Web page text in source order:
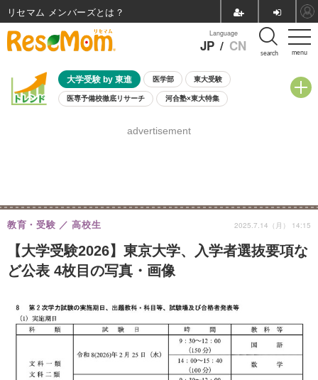
menu
Language
JP / CN search
大学受験 by 東進 医学部 東大受験
医専予備校徹底リサーチ 河合塾×東大特集
8月開催学校説明会・相談会
advertisement
【大学受験2026】東京大学、入学者選抜要項な
ど公表 4枚目の写真・画像
教育・受験 高校生 2025.7.14（月） 14:15
リセマム メンバーズ